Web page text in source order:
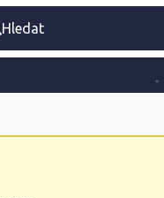
Hledat